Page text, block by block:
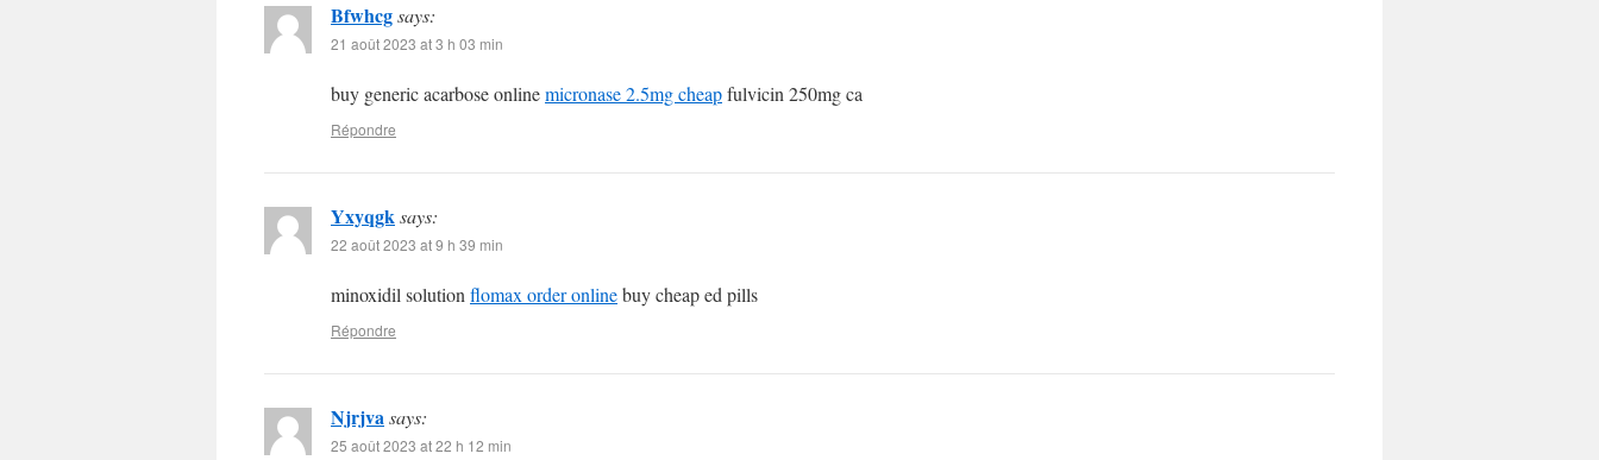
Bfwhcgsays:
21 août 2023 at 3 h 03 min
buy generic acarbose onlinemicronase 2.5mg cheapfulvicin 250mg ca
Répondre
Yxyqgksays:
22 août 2023 at 9 h 39 min
minoxidil solution flomax order onlinebuy cheap ed pills
Répondre
Njrjvasays:
25 août 2023 at 22 h 12 min